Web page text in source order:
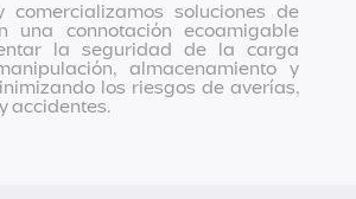
comercializamos soluciones de
una connotación ecoamigable
la seguridad de la carga
almacenamiento y
los riesgos de averías,
accidentes.